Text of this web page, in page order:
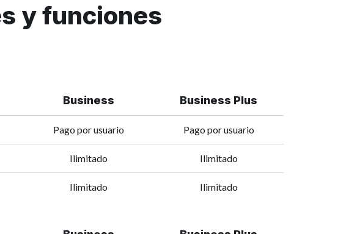
y funciones
Business Business Plus
Pago por usuario Pago por usuario
Ilimitado Ilimitado
Ilimitado Ilimitado